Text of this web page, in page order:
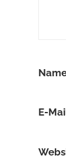
E-